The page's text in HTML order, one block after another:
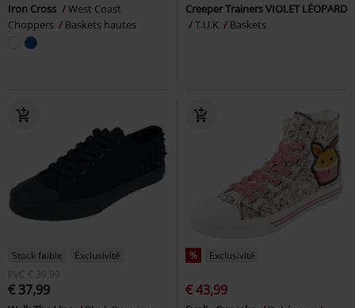
Iron Cross
West Coast
Choppers
Baskets hautes
Creeper Trainers VIOLET LÉOPARD
T.U.K
Baskets
Stock faible
Exclusivité
PVC € 39,99
€ 37,99
% Exclusivité
€ 43,99